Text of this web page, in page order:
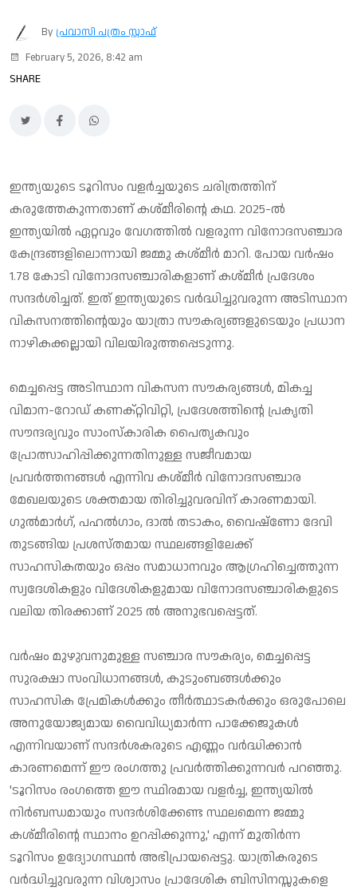
By പ്രവാസി പത്രം സ്റ്റാഫ്
February 5, 2026, 8:42 am
SHARE
ഇന്ത്യയുടെ ടൂറിസം വളര്‍ച്ചയുടെ ചരിത്രത്തിന്
കരുത്തേകുന്നതാണ് കശ്മീരിന്റെ കഥ. 2025-ല്‍
ഇന്ത്യയില്‍ ഏറ്റവും വേഗത്തില്‍ വളരുന്ന വിനോദസഞ്ചാര
കേന്ദ്രങ്ങളിലൊന്നായി ജമ്മു കശ്മീര്‍ മാറി. പോയ വര്‍ഷം
1.78 കോടി വിനോദസഞ്ചാരികളാണ് കശ്മീര്‍ പ്രദേശം
സന്ദര്‍ശിച്ചത്. ഇത് ഇന്ത്യയുടെ വര്‍ദ്ധിച്ചുവരുന്ന അടിസ്ഥാന
വികസനത്തിന്റെയും യാത്രാ സൗകര്യങ്ങളുടെയും പ്രധാന
നാഴികക്കല്ലായി വിലയിരുത്തപ്പെടുന്നു.
മെച്ചപ്പെട്ട അടിസ്ഥാന വികസന സൗകര്യങ്ങള്‍, മികച്ച
വിമാന-റോഡ് കണക്റ്റിവിറ്റി, പ്രദേശത്തിന്റെ പ്രകൃതി
സൗന്ദര്യവും സാംസ്‌കാരിക പൈതൃകവും
പ്രോത്സാഹിപ്പിക്കുന്നതിനുള്ള സജീവമായ
പ്രവര്‍ത്തനങ്ങള്‍ എന്നിവ കശ്മീര്‍ വിനോദസഞ്ചാര
മേഖലയുടെ ശക്തമായ തിരിച്ചുവരവിന് കാരണമായി.
ഗുല്‍മാര്‍ഗ്, പഹല്‍ഗാം, ദാല്‍ തടാകം, വൈഷ്‌ണോ ദേവി
തുടങ്ങിയ പ്രശസ്തമായ സ്ഥലങ്ങളിലേക്ക്
സാഹസികതയും ഒപ്പം സമാധാനവും ആഗ്രഹിച്ചെത്തുന്ന
സ്വദേശികളും വിദേശികളുമായ വിനോദസഞ്ചാരികളുടെ
വലിയ തിരക്കാണ് 2025 ല്‍ അനുഭവപ്പെട്ടത്.
വര്‍ഷം മുഴുവനുമുള്ള സഞ്ചാര സൗകര്യം, മെച്ചപ്പെട്ട
സുരക്ഷാ സംവിധാനങ്ങള്‍, കുടുംബങ്ങള്‍ക്കും
സാഹസിക പ്രേമികള്‍ക്കും തീര്‍ത്ഥാടകര്‍ക്കും ഒരുപോലെ
അനുയോജ്യമായ വൈവിധ്യമാര്‍ന്ന പാക്കേജുകള്‍
എന്നിവയാണ് സന്ദര്‍ശകരുടെ എണ്ണം വര്‍ദ്ധിക്കാന്‍
കാരണമെന്ന് ഈ രംഗത്തു പ്രവര്‍ത്തിക്കുന്നവര്‍ പറഞ്ഞു.
'ടൂറിസം രംഗത്തെ ഈ സ്ഥിരമായ വളര്‍ച്ച, ഇന്ത്യയില്‍
നിര്‍ബന്ധമായും സന്ദര്‍ശിക്കേണ്ട സ്ഥലമെന്ന ജമ്മു
കശ്മീരിന്റെ സ്ഥാനം ഉറപ്പിക്കുന്നു,' എന്ന് മുതിര്‍ന്ന
ടൂറിസം ഉദ്യോഗസ്ഥന്‍ അഭിപ്രായപ്പെട്ടു. യാത്രികരുടെ
വര്‍ദ്ധിച്ചുവരുന്ന വിശ്വാസം പ്രാദേശിക ബിസിനസ്സുകളെ